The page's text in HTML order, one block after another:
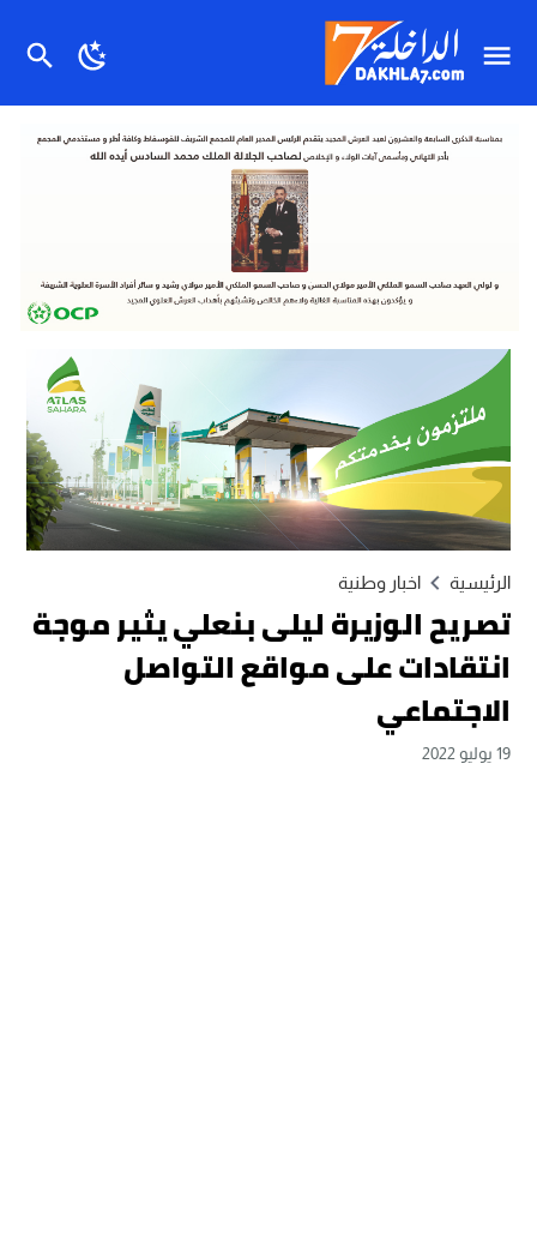
الرئيسية اخبار وطنية
تصريح الوزيرة ليلى بنعلي يثير موجة
انتقادات على مواقع التواصل
الاجتماعي
19 يوليو 2022